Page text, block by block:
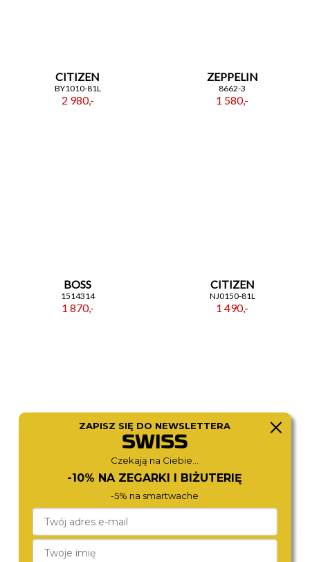
CITIZEN
BY1010-81L
2 980,-
ZEPPELIN
8662-3
1 580,-
BOSS
1514314
1 870,-
CITIZEN
NJ0150-81L
1 490,-
2 190,-
ZAPISZ SIĘ DO NEWSLETTERA
Czekają na Ciebie...
-10% NA ZEGARKI I BIŻUTERIĘ
-5% na smartwache